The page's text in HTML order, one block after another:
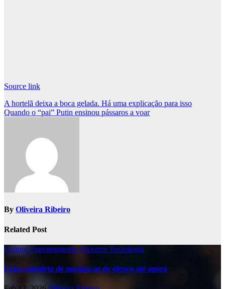
Source link
Post
navigation
A hortelã deixa a boca gelada. Há uma explicação para isso
Quando o “pai” Putin ensinou pássaros a voar
By Oliveira Ribeiro
Related Post
Cultura Entretenimento Esportes Tecnologia
Lista completa de mudanças de elenco até agora